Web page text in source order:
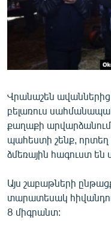
Վրանաշեն
բելառուս
քաղաքի
պահեստի շենք, որտեղ
ձմեռային հագուստ են
Այս շաբաթների
տարատեսակ
8 միգրանտ: